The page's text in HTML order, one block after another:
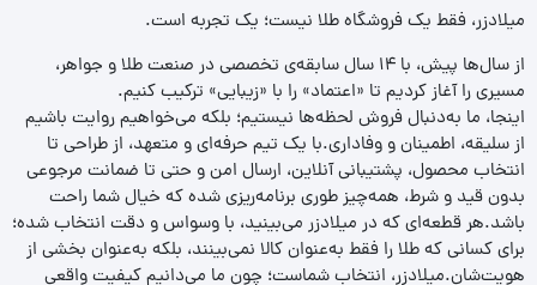
میلادزر، فقط یک فروشگاه طلا نیست؛ یک تجربه‌ است.
از سال‌ها پیش، با ۱۴ سال سابقه‌ی تخصصی در صنعت طلا و جواهر،
مسیری را آغاز کردیم تا «اعتماد» را با «زیبایی» ترکیب کنیم.
اینجا، ما به‌دنبال فروش لحظه‌ها نیستیم؛ بلکه می‌خواهیم روایت باشیم
از سلیقه، اطمینان و وفاداری.با یک تیم حرفه‌ای و متعهد، از طراحی تا
انتخاب محصول، پشتیبانی آنلاین، ارسال امن و حتی تا ضمانت مرجوعی
بدون قید و شرط، همه‌چیز طوری برنامه‌ریزی شده که خیال شما راحت
باشد.هر قطعه‌ای که در میلادزر می‌بینید، با وسواس و دقت انتخاب شده؛
برای کسانی که طلا را فقط به‌عنوان کالا نمی‌بینند، بلکه به‌عنوان بخشی از
هویت‌شان.میلادزر، انتخاب شماست؛ چون ما می‌دانیم کیفیت واقعی